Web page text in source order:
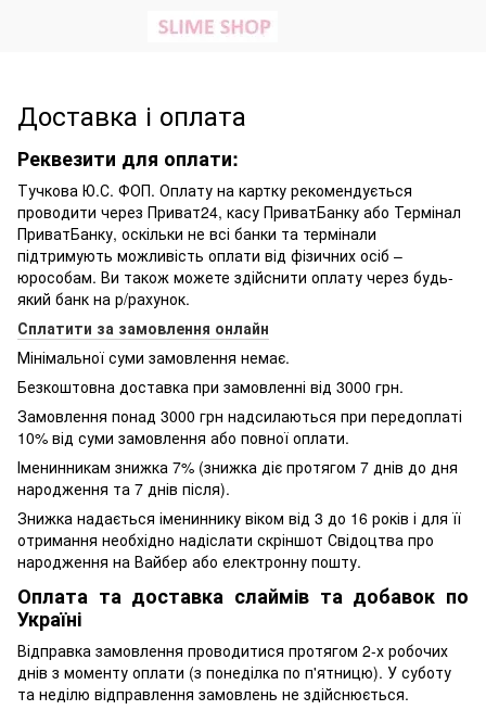
Доставка і оплата
Реквезити для оплати:
Тучкова Ю.С. ФОП. Оплату на картку рекомендується
проводити через Приват24, касу ПриватБанку або Термінал
ПриватБанку, оскільки не всі банки та термінали
підтримують можливість оплати від фізичних осіб –
юрособам. Ви також можете здійснити оплату через будь-
який банк на р/рахунок.
Сплатити за замовлення онлайн
Мінімальної суми замовлення немає.
Безкоштовна доставка при замовленні від 3000 грн.
Замовлення понад 3000 грн надсилаються при передоплаті
10% від суми замовлення або повної оплати.
Іменинникам знижка 7% (знижка діє протягом 7 днів до дня
народження та 7 днів після).
Знижка надається імениннику віком від 3 до 16 років і для її
отримання необхідно надіслати скріншот Свідоцтва про
народження на Вайбер або електронну пошту.
Оплата та доставка слаймів та добавок по
Україні
Відправка замовлення проводитися протягом 2-х робочих
днів з моменту оплати (з понеділка по п'ятницю). У суботу
та неділю відправлення замовлень не здійснюється.